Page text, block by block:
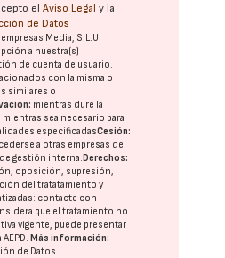
elAviso Legal y la
de Datos
Media, S.L.U.
a nuestra(s)
de cuenta de usuario.
con la misma o
similares o
mientras dure la
sea necesario para
especificadasCesión:
a otras empresas del
gestión interna.Derechos:
oposición, supresión,
del tratatamiento y
contacte con
que el tratamiento no
vigente, puede presentar
AEPD.Más información:
de Datos